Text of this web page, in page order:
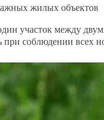
жилых объектов
участок между
при соблюдении всех